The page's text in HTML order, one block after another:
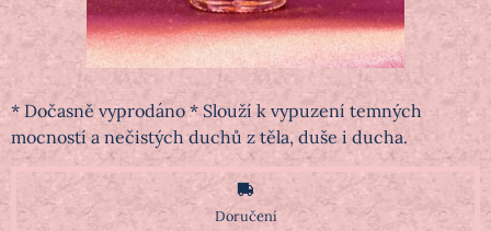
* Dočasně vyprodáno * Slouží k vypuzení temných
mocností a nečistých duchů z těla, duše i ducha.
Doručení